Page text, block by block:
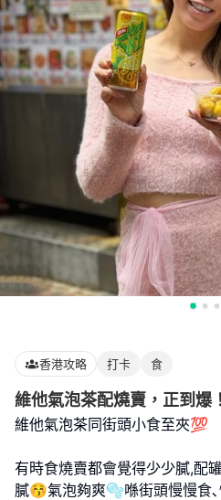
香港攻略 打卡 食
維他氣泡茶配燒賣，正到爆
維他氣泡茶同街頭小食至夾💯
有時食燒賣都會覺得少少膩,配
膩😚氣泡夠爽🫧喺街頭慢慢食